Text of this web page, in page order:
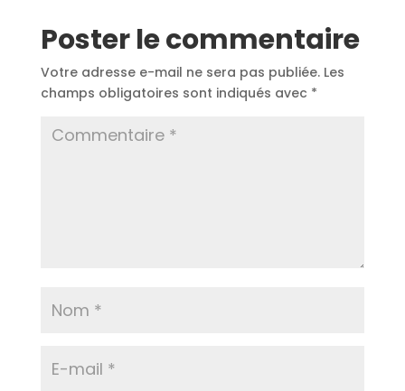
Poster le commentaire
Votre adresse e-mail ne sera pas publiée. Les
champs obligatoires sont indiqués avec *